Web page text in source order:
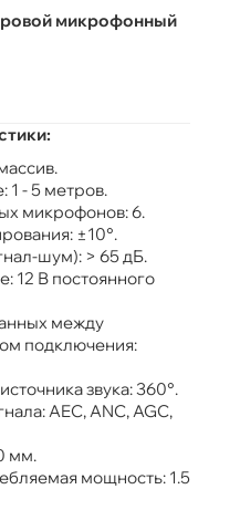
микрофонный
1 - 5 метров.
микрофонов: 6.
±10°.
шум): > 65 дБ.
12 В постоянного
между
подключения:
звука: 360°.
AEC, ANC, AGC,
мм.
мощность: 1.5